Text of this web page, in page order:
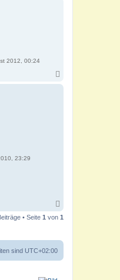
2012, 00:24
23:29
c
b
n
• Seite 1 von 1
sind UTC+02:00